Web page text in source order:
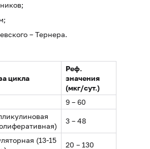
– Тернера.
цикла
Реф.
значения
(мкг/сут.)
9 – 60
3 – 48
(13-15
20 – 130